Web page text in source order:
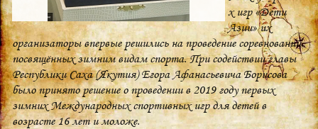
х игр «Дети
Азии» их
организаторы впервые решились на проведение соревнований,
посвящённых зимним видам спорта. При содействии главы
Республики Саха (Якутия) Егора Афанасьевича Борисова
было принято решение о проведении в 2019 году первых
зимних Международных спортивных игр для детей в
возрасте 16 лет и моложе.